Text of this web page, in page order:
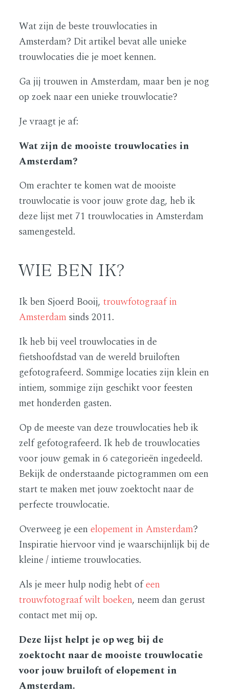
Wat zijn de beste trouwlocaties in
Amsterdam? Dit artikel bevat alle unieke
trouwlocaties die je moet kennen.
Ga jij trouwen in Amsterdam, maar ben je nog
op zoek naar een unieke trouwlocatie?
Je vraagt je af:
Wat zijn de mooiste trouwlocaties in
Amsterdam?
Om erachter te komen wat de mooiste
trouwlocatie is voor jouw grote dag, heb ik
deze lijst met 71 trouwlocaties in Amsterdam
samengesteld.
WIE BEN IK?
Ik ben Sjoerd Booij,trouwfotograaf in
Amsterdam sinds 2011.
Ik heb bij veel trouwlocaties in de
fietshoofdstad van de wereld bruiloften
gefotografeerd. Sommige locaties zijn klein en
intiem, sommige zijn geschikt voor feesten
met honderden gasten.
Op de meeste van deze trouwlocaties heb ik
zelf gefotografeerd. Ik heb de trouwlocaties
voor jouw gemak in 6 categorieën ingedeeld.
Bekijk de onderstaande pictogrammen om een
start te maken met jouw zoektocht naar de
perfecte trouwlocatie.
Overweeg je eenelopement in Amsterdam?
Inspiratie hiervoor vind je waarschijnlijk bij de
kleine / intieme trouwlocaties.
Als je meer hulp nodig hebt ofeen
trouwfotograaf wilt boeken, neem dan gerust
contact met mij op.
Deze lijst helpt je op weg bij de
zoektocht naar de mooiste trouwlocatie
voor jouw bruiloft of elopement in
Amsterdam.